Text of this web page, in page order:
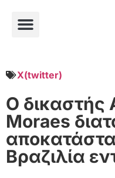
X(twitter)
Ο δικαστής
Moraes
Βραζιλία